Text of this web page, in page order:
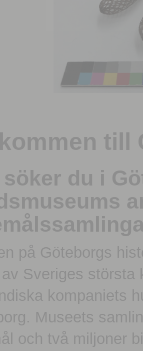
till
söker du i
på Göteborgs
Sveriges största
kompaniets
Museets
och två miljoner